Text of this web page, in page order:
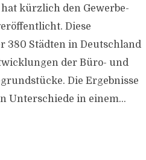
kürzlich den Gewerbe-
Diese
380 Städten in Deutschland
der Büro- und
Die Ergebnisse
Unterschiede in einem...